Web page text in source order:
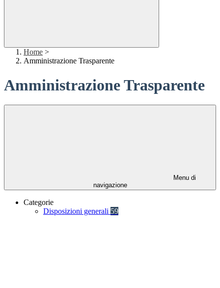
Home >
Amministrazione Trasparente
Amministrazione Trasparente
Menu di
navigazione
Categorie
Disposizioni generali 59